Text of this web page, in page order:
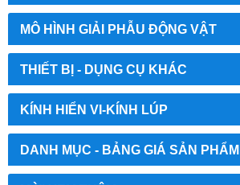
MÔ HÌNH GIẢI PHẪU ĐỘNG VẬT
THIẾT BỊ - DỤNG CỤ KHÁC
KÍNH HIỂN VI-KÍNH LÚP
DANH MỤC - BẢNG GIÁ SẢN PHẨM